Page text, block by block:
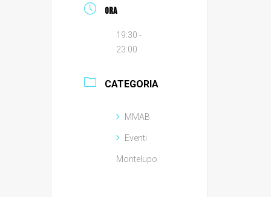
ORA
19:30 -
23:00
CATEGORIA
MMAB
Eventi
Montelupo